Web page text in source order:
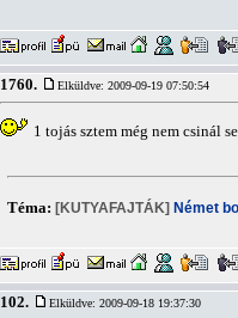
1760. Elküldve: 2009-09-19 07:50:54
1 tojás sztem még nem csinál
Téma: [KUTYAFAJTÁK] Német
102. Elküldve: 2009-09-18 19:37:30